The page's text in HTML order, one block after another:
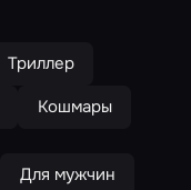
Триллер
Кошмары
Для мужчин